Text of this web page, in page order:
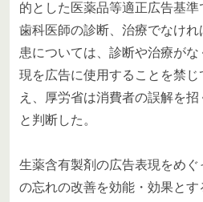
的とした医薬品等適正広告基準
歯科医師の診断、治療でなけ
患については、診断や治療が
現を広告に使用することを禁じ
え、厚労省は消費者の誤解を
と判断した。
生薬含有製剤の広告表現をめ
の忘れの改善を効能・効果と